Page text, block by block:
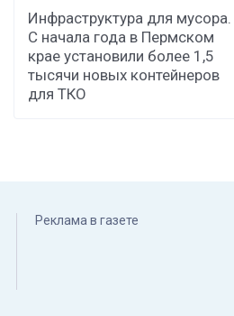
Инфраструктура для мусора.
С начала года в Пермском
крае установили более 1,5
тысячи новых контейнеров
для ТКО
Реклама в газете